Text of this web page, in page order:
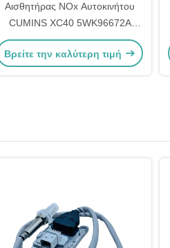
Αισθητήρας NOx Αυτοκινήτου
CUMINS XC40 5WK96672A
5WK96672 2871974 2894943
Βρείτε την καλύτερη τιμή